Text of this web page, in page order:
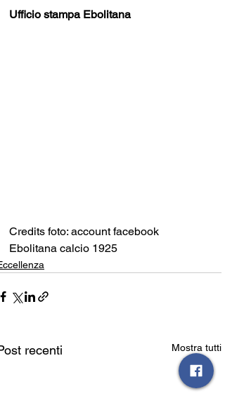
Ufficio stampa Ebolitana
Credits foto: account facebook
Ebolitana calcio 1925
recenti Mostra tutti